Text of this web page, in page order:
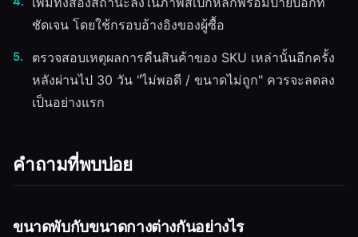
ชัดเจน โดยใช้กรอบอ้างอิงของผู้ซื้อ
ตรวจสอบเหตุผลการคืนสินค้าของ SKU เหล่านั้นอีกครั้ง
หลังผ่านไป 30 วัน "ไม่พอดี / ขนาดไม่ถูก" ควรจะลดลง
เป็นอย่างแรก
คำถามที่พบบ่อย
ขนาดพับกับขนาดกางต่างกันอย่างไร